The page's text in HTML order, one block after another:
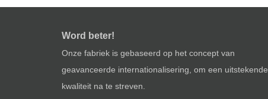
Word beter!
Onze fabriek is gebaseerd op het concept van
geavanceerde internationalisering, om een ​​uitstekende
kwaliteit na te streven.